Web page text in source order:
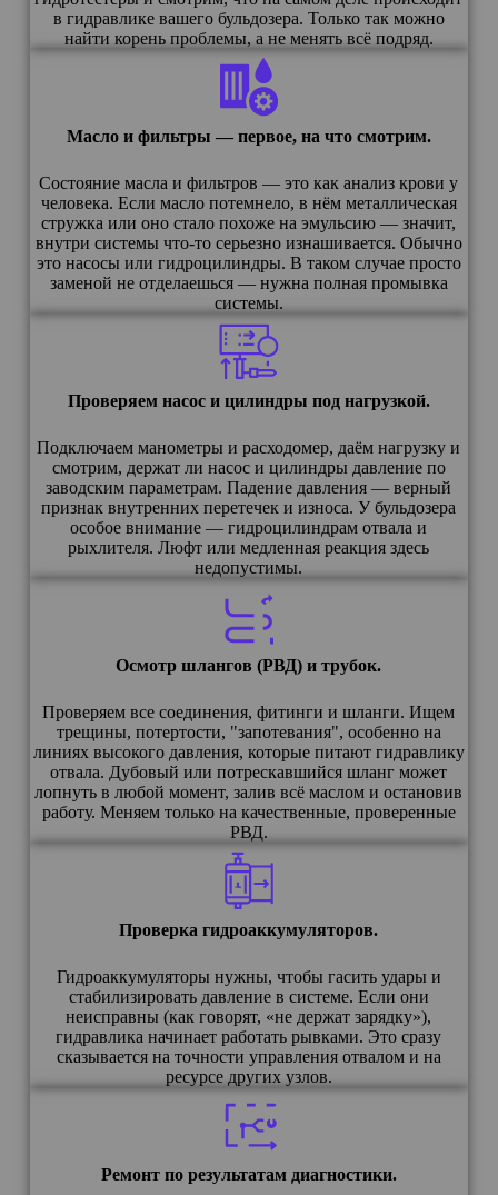
в гидравлике вашего бульдозера. Только так можно
найти корень проблемы, а не менять всё подряд.
Масло и фильтры — первое, на что смотрим.
Состояние масла и фильтров — это как анализ крови у
человека. Если масло потемнело, в нём металлическая
стружка или оно стало похоже на эмульсию — значит,
внутри системы что-то серьезно изнашивается. Обычно
это насосы или гидроцилиндры. В таком случае просто
заменой не отделаешься — нужна полная промывка
системы.
Проверяем насос и цилиндры под нагрузкой.
Подключаем манометры и расходомер, даём нагрузку и
смотрим, держат ли насос и цилиндры давление по
заводским параметрам. Падение давления — верный
признак внутренних перетечек и износа. У бульдозера
особое внимание — гидроцилиндрам отвала и
рыхлителя. Люфт или медленная реакция здесь
недопустимы.
Осмотр шлангов (РВД) и трубок.
Проверяем все соединения, фитинги и шланги. Ищем
трещины, потертости, "запотевания", особенно на
линиях высокого давления, которые питают гидравлику
отвала. Дубовый или потрескавшийся шланг может
лопнуть в любой момент, залив всё маслом и остановив
работу. Меняем только на качественные, проверенные
РВД.
Проверка гидроаккумуляторов.
Гидроаккумуляторы нужны, чтобы гасить удары и
стабилизировать давление в системе. Если они
неисправны (как говорят, «не держат зарядку»),
гидравлика начинает работать рывками. Это сразу
сказывается на точности управления отвалом и на
ресурсе других узлов.
Ремонт по результатам диагностики.